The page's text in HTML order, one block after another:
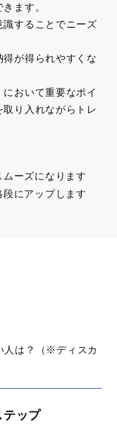
ます。
識することでニーズ
が得られやすくな
おいて重要なポイ
り入れながらトレ
ーズになります
にアップします
人は？（※ディスカ
テップ